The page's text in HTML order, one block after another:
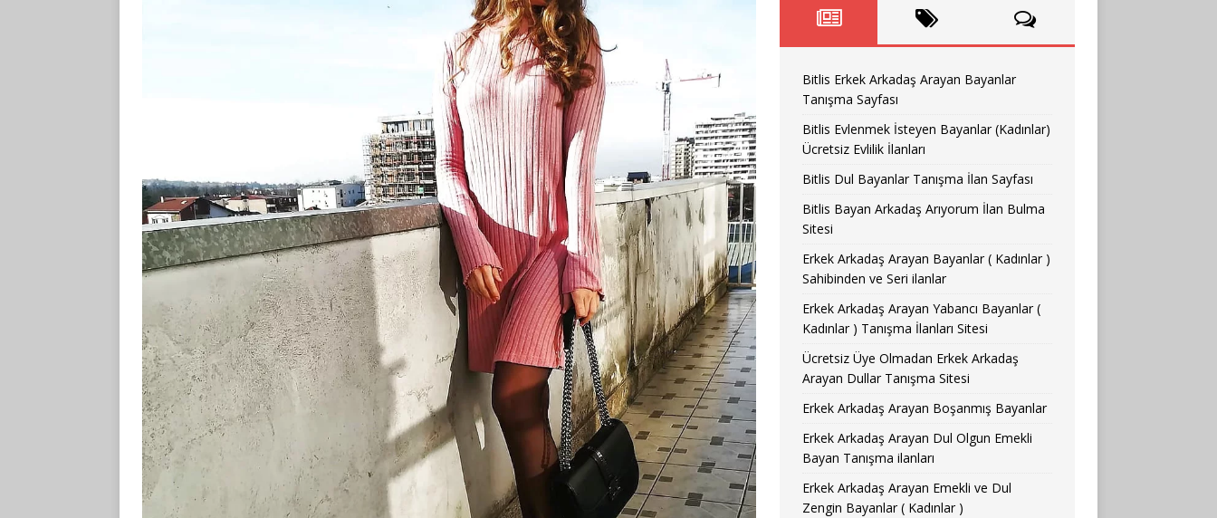
Bitlis Erkek Arkadaş Arayan Bayanlar
Tanışma Sayfası
Bitlis Evlenmek İsteyen Bayanlar (Kadınlar)
Ücretsiz Evlilik İlanları
Bitlis Dul Bayanlar Tanışma İlan Sayfası
Bitlis Bayan Arkadaş Arıyorum İlan Bulma
Sitesi
Erkek Arkadaş Arayan Bayanlar ( Kadınlar )
Sahibinden ve Seri ilanlar
Erkek Arkadaş Arayan Yabancı Bayanlar (
Kadınlar ) Tanışma İlanları Sitesi
Ücretsiz Üye Olmadan Erkek Arkadaş
Arayan Dullar Tanışma Sitesi
Erkek Arkadaş Arayan Boşanmış Bayanlar
Erkek Arkadaş Arayan Dul Olgun Emekli
Bayan Tanışma ilanları
Erkek Arkadaş Arayan Emekli ve Dul
Zengin Bayanlar ( Kadınlar )